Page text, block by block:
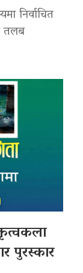
निर्वाचित
तलब
पुरस्कार